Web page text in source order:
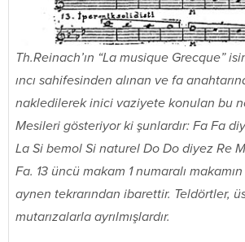
Th.Reinach’ın “La musique Grecque”
ıncı sahifesinden alınan ve fa
nakledilerek inici vaziyete konulan bu
Mesileri gösteriyor ki şunlardır: Fa Fa
La Si bemol Si naturel Do Do diyez Re
Fa. 13 üncü makam 1 numaralı
aynen tekrarından ibarettir. Teldörtler,
mutarızalarla ayrılmışlardır.